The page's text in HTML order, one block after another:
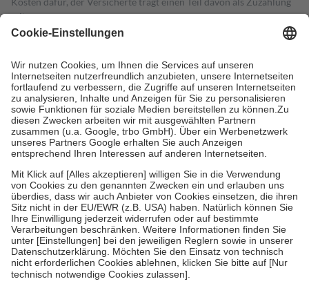
mit.
Grundsätzlich leisten Mitglieder Zuzahlungen in Höhe von zehn
höchstens zehn Euro.
Es sind jedoch nie mehr als die tatsächlichen
Kosten der Leistung zu entrichten.
Diese Regeln gelten grundsätzlich auch für Online-Apotheken.
Bei Heilmitteln und häuslicher Krankenpflege beträgt die
Zuzahlung zehn Prozent der Kosten sowie zehn Euro je
Verordnung.
Um das Engagement der Versicherten für ihre eigene Gesundheit zu
stärken und die besondere Stellung der Familie zu unterstützen,
fallenkeine Zuzahlungenan bei:
• Kindern und Jugendlichen bis zum vollendeten 18. Lebensjahr
mit Ausnahme der Fahrkosten
• Untersuchungen zur Vorsorge und Früherkennung, die von der
GKV getragen werden
• empfohlenen Schutzimpfungen
• Harn- und Blutteststreifen